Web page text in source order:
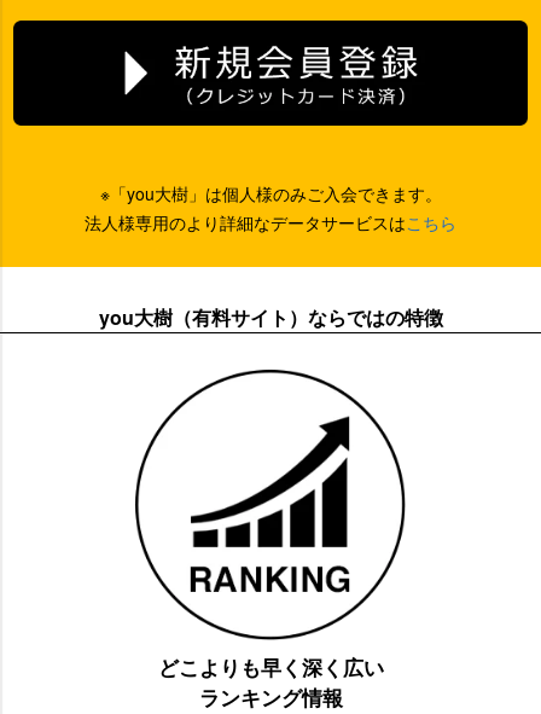
※「you大樹」は個人様のみご入会できます。
法人様専用のより詳細なデータサービスはこちら
you大樹（有料サイト）ならではの特徴
どこよりも早く深く広い
ランキング情報